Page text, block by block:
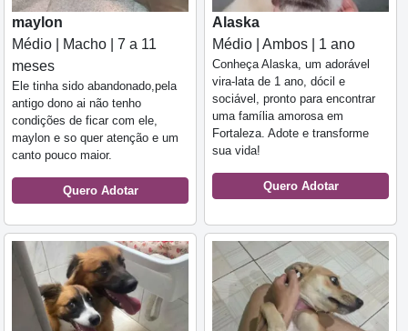
maylon
Médio | Macho | 7 a 11
meses
Ele tinha sido abandonado,pela
antigo dono ai não tenho
condições de ficar com ele,
maylon e so quer atenção e um
canto pouco maior.
Quero Adotar
Alaska
Médio | Ambos | 1 ano
Conheça Alaska, um adorável
vira-lata de 1 ano, dócil e
sociável, pronto para encontrar
uma família amorosa em
Fortaleza. Adote e transforme
sua vida!
Quero Adotar